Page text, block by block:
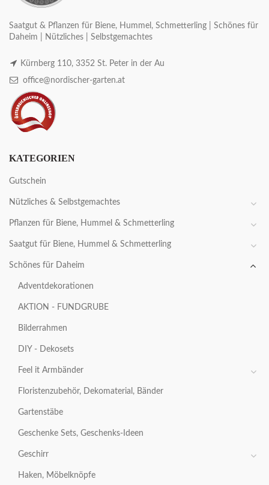
Saatgut & Pflanzen für Biene, Hummel, Schmetterling | Schönes für
Daheim | Nützliches | Selbstgemachtes
Kürnberg 110, 3352 St. Peter in der Au
office@nordischer-garten.at
KATEGORIEN
Gutschein
Nützliches & Selbstgemachtes
Pflanzen für Biene, Hummel & Schmetterling
Saatgut für Biene, Hummel & Schmetterling
Schönes für Daheim
Adventdekorationen
AKTION - FUNDGRUBE
Bilderrahmen
DIY - Dekosets
Feel it Armbänder
Floristenzubehör, Dekomaterial, Bänder
Gartenstäbe
Geschenke Sets, Geschenks-Ideen
Geschirr
Haken, Möbelknöpfe